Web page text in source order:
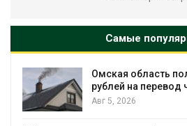
Самые
Омская область
рублей на перевод
Авг 5, 2026